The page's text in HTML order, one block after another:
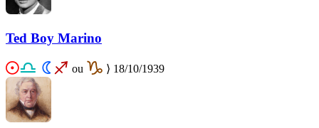
Ted Boy Marino
ou ⟩ 18/10/1939